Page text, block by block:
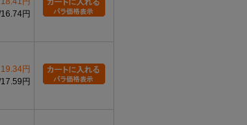
16.74円
19.34円
17.59円